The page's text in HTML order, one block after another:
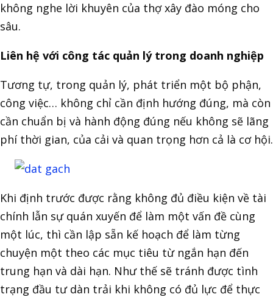
không nghe lời khuyên của thợ xây đào móng cho
sâu.
Liên hệ với công tác quản lý trong doanh nghiệp
Tương tự, trong quản lý, phát triển một bộ phận,
công việc… không chỉ cần định hướng đúng, mà còn
cần chuẩn bị và hành động đúng nếu không sẽ lãng
phí thời gian, của cải và quan trọng hơn cả là cơ hội.
Khi định trước được rằng không đủ điều kiện về tài
chính lẫn sự quán xuyến để làm một vấn đề cùng
một lúc, thì cần lập sẵn kế hoạch để làm từng
chuyện một theo các mục tiêu từ ngắn hạn đến
trung hạn và dài hạn. Như thế sẽ tránh được tình
trạng đầu tư dàn trải khi không có đủ lực để thực